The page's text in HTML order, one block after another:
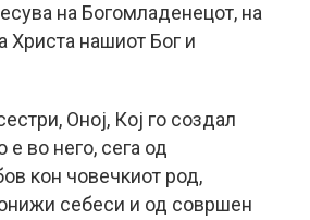
на Богомладенецот, на
Христа нашиот Бог и
Оној, Кој го создал
е во него, сега од
кон човечкиот род,
себеси и од совршен